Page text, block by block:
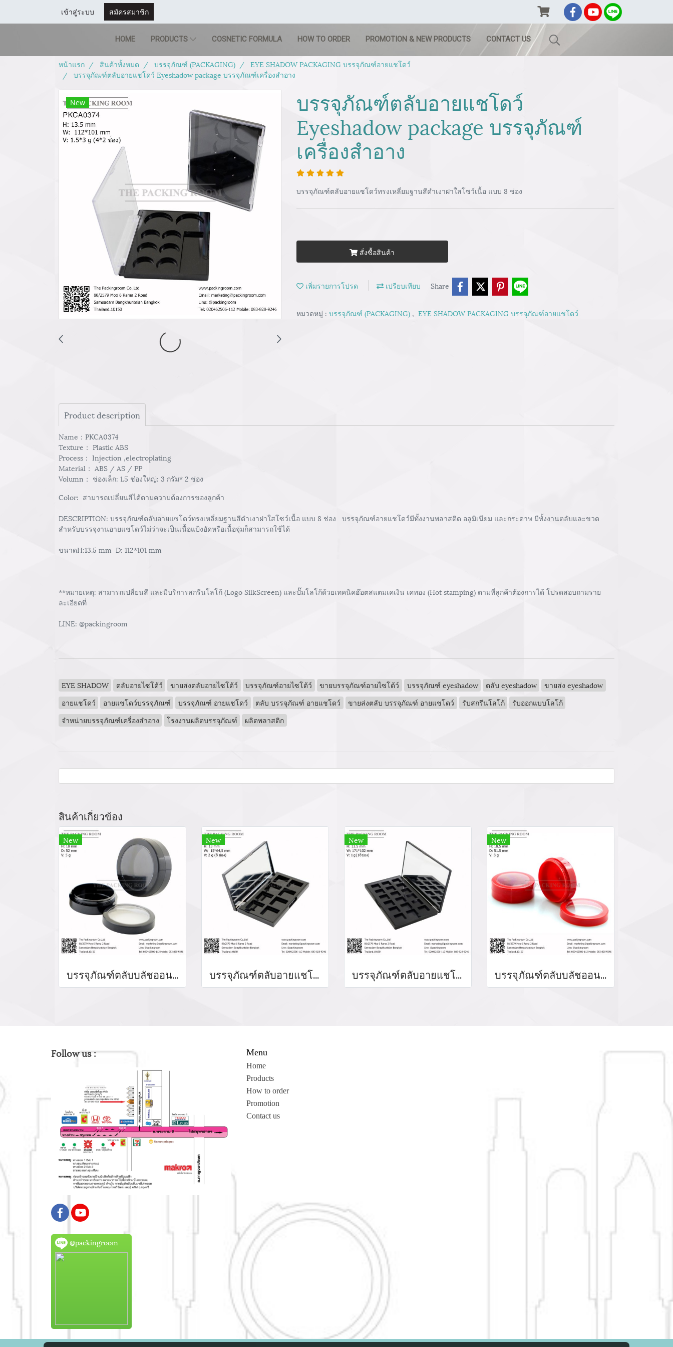
เข้าสู่ระบบ สมัครสมาชิก
HOME PRODUCTS COSNETIC FORMULA HOW TO ORDER PROMOTION & NEW PRODUCTS CONTACT US
หน้าแรก สินค้าทั้งหมด บรรจุภัณฑ์ (PACKAGING)
EYE SHADOW PACKAGING บรรจุภัณฑ์อายแชโดว์
บรรจุภัณฑ์ตลับอายแชโดว์ Eyeshadow package บรรจุภัณฑ์เครื่องสำอาง
New
บรรจุภัณฑ์ตลับอายแชโดว์
Eyeshadow package บรรจุภัณฑ์
เครื่องสำอาง
บรรจุภัณฑ์ตลับอายแซโดว์ทรงเหลี่ยมฐานสีดำเงาฝาใสโซว์เนื้อ แบบ 8 ช่อง
สั่งซื้อสินค้า
เพิ่มรายการโปรด เปรียบเทียบ Share
หมวดหมู่ : บรรจุภัณฑ์ (PACKAGING) , EYE SHADOW PACKAGING บรรจุภัณฑ์อายแชโดว์
Product description
Name：PKCA0374
Texture： Plastic ABS
Process： Injection ,electroplating
Material： ABS / AS / PP
Volumn： ช่องเล็ก: 1.5 ช่องใหญ่: 3 กรัม* 2 ช่อง
Color: สามารถเปลี่ยนสีได้ตามความต้องการของลูกค้า
DESCRIPTION: บรรจุภัณฑ์ตลับอายแซโดว์ทรงเหลี่ยมฐานสีดำเงาฝาใสโซว์เนื้อ แบบ 8 ช่อง บรรจุภัณฑ์อายแชโดว์มีทั้งงานพลาสติด อลูมิเนียม และกระดาษ มีทั้งงานตลับและขวด
สำหรับบรรจุงานอายแชโดว์ไม่ว่าจะเป็นเนื้อแป้งอัดหรือเนื้อจุ่มก็สามารถใช้ได้
ขนาดH:13.5 mm D: 112*101 mm
**หมายเหตุ: สามารถเปลี่ยนสี และมีบริการสกรีนโลโก้ (Logo SilkScreen) และปั๊มโลโก้ด้วยเทคนิคฮ๊อตสแตมเคเงิน เคทอง (Hot stamping) ตามที่ลูกค้าต้องการได้ โปรดสอบถามราย
ละเอียดที่
LINE: @packingroom
EYE SHADOW ตลับอายไซโด้ว์ ขายส่งตลับอายไซโด้ว์ บรรจุภัณฑ์อายไซโด้ว์ ขายบรรจุภัณฑ์อายไซโด้ว์ บรรจุภัณฑ์ eyeshadow ตลับ eyeshadow
ขายส่ง eyeshadow
อายแชโดว์
อายแชโดว์บรรจุภัณฑ์ บรรจุภัณฑ์ อายแชโดว์ ตลับ บรรจุภัณฑ์ อายแชโดว์ ขายส่งตลับ บรรจุภัณฑ์ อายแชโดว์ รับสกรีนโลโก้
รับออกแบบโลโก้
จำหน่ายบรรจุภัณฑ์เครื่องสำอาง
โรงงานผลิตบรรจุภัณฑ์ ผลิตพลาสติก
สินค้าเกี่ยวข้อง
New
บรรจุภัณฑ์ตลับบลัชออน blush on packaging ร้านขายบรรจุภัณฑ์ จำหน่ายบรรจุภัณฑ์เครื่องสำอางทุกประเภท
New
บรรจุภัณฑ์ตลับอายแชโดว์ Eyeshadow package บรรจุภัณฑ์เครื่องสำอาง
New
บรรจุภัณฑ์ตลับอายแชโดว์ Eyeshadow package บรรจุภัณฑ์เครื่องสำอาง
New
บรรจุภัณฑ์ตลับบลัชออน blush on packaging ร้านขายบรรจุภัณฑ์ จำหน่ายบรรจุภัณฑ์เครื่องสำอางทุกประเภท
Follow us :
@packingroom
Menu
Home
Products
How to order
Promotion
Contact us